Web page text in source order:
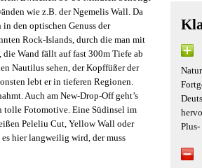
wie z.B. der Ngemelis Wall. Da
den optischen Genuss der
Rock-Islands, durch die man mit
Wand fällt auf fast 300m Tiefe ab
Nautilus sehen, der Kopffüßer der
lebt er in tieferen Regionen.
Auch am New-Drop-Off geht’s
tolle Fotomotive. Eine Südinsel im
Peleliu Cut, Yellow Wall oder
hier langweilig wird, der muss